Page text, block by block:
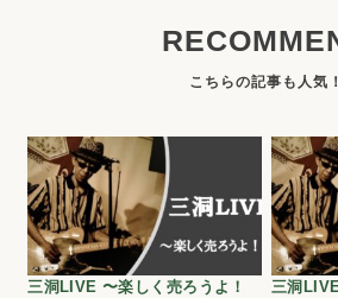
三洞LIVE 〜楽しく売ろうよ！
三洞